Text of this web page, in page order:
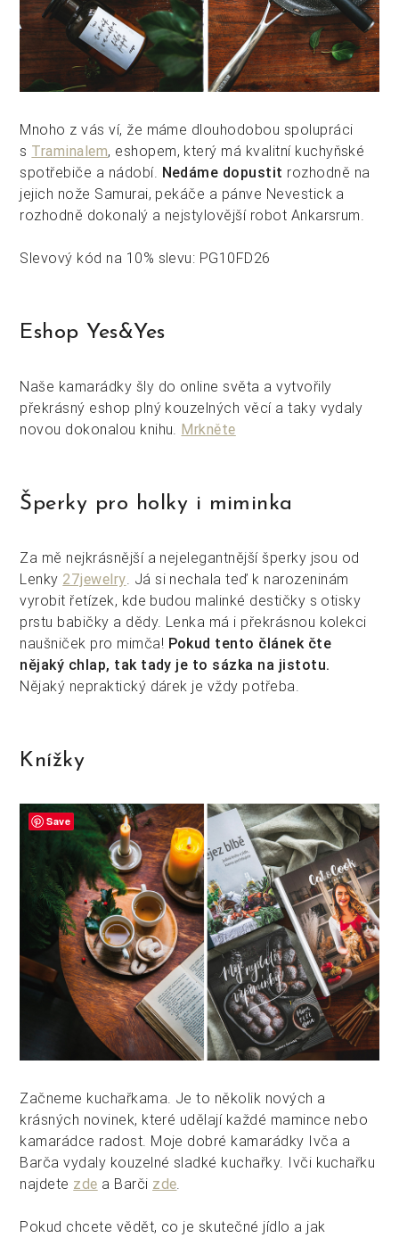
Mnoho z vás ví, že máme dlouhodobou spolupráci
s Traminalem, eshopem, který má kvalitní kuchyňské
spotřebiče a nádobí. Nedáme dopustit rozhodně na
jejich nože Samurai, pekáče a pánve Nevestick a
rozhodně dokonalý a nejstylovější robot Ankarsrum.
Slevový kód na 10% slevu: PG10FD26
Eshop Yes&Yes
Naše kamarádky šly do online světa a vytvořily
překrásný eshop plný kouzelných věcí a taky vydaly
novou dokonalou knihu. Mrkněte
Šperky pro holky i miminka
Za mě nejkrásnější a nejelegantnější šperky jsou od
Lenky 27jewelry. Já si nechala teď k narozeninám
vyrobit řetízek, kde budou malinké destičky s otisky
prstu babičky a dědy. Lenka má i překrásnou kolekci
naušniček pro mimča! Pokud tento článek čte
nějaký chlap, tak tady je to sázka na jistotu.
Nějaký nepraktický dárek je vždy potřeba.
Knížky
Začneme kuchařkama. Je to několik nových a
krásných novinek, které udělají každé mamince nebo
kamarádce radost. Moje dobré kamarádky Ivča a
Barča vydaly kouzelné sladké kuchařky. Ivči kuchařku
najdete zde a Barči zde.
Pokud chcete vědět, co je skutečné jídlo a jak
Save